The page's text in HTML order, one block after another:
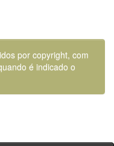
por copyright, com
é indicado o